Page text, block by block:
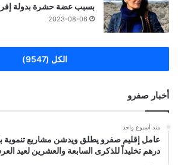
بسبب عضة حشرة بدولة
2023-08-06
الكل (9547)
أخبار صفرو
منذ أسبوع واحد
درهم تخليداً للذكرى السابعة والعشرين لعيد